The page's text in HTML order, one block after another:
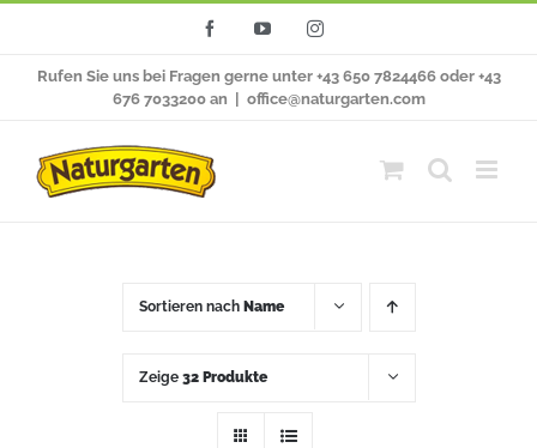
FacebookYouTubeInstagram
Rufen Sie uns bei Fragen gerne unter +43 650 7824466 oder +43
676 7033200 an
office@naturgarten.com
Sortieren nach Name
Zeige 32 Produkte